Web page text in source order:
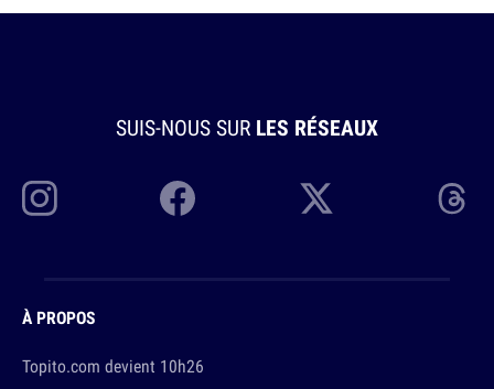
SUIS-NOUS SUR LES RÉSEAUX
À PROPOS
Topito.com devient 10h26